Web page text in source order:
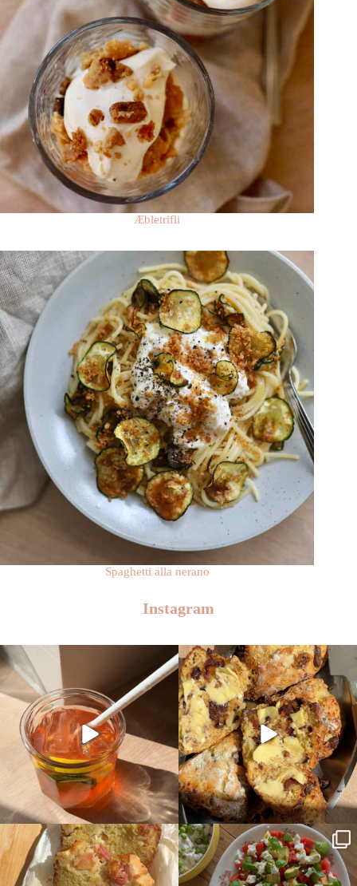
Æbletrifli
Spaghetti alla nerano
Instagram